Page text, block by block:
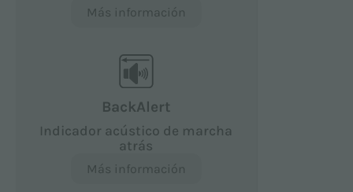
Más información
BackAlert
Indicador acústico de marcha
atrás
Más información